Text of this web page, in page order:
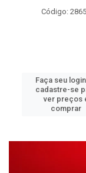
Código:
Faça seu
cadastre-se
ver preços
comprar